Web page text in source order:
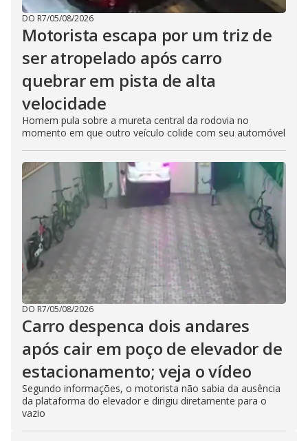
DO R7/05/08/2026
Motorista escapa por um triz de
ser atropelado após carro
quebrar em pista de alta
velocidade
Homem pula sobre a mureta central da rodovia no
momento em que outro veículo colide com seu automóvel
DO R7/05/08/2026
Carro despenca dois andares
após cair em poço de elevador de
estacionamento; veja o vídeo
Segundo informações, o motorista não sabia da ausência
da plataforma do elevador e dirigiu diretamente para o
vazio